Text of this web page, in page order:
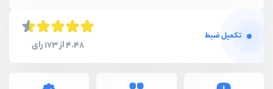
تکمیل ضبط
4.48 از 173 رای